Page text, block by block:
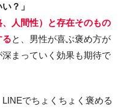
？」
人間性）と存在そのもの
ると、男性が喜ぶ褒め方が
まっていく効果も期待で
でちょくちょく褒める